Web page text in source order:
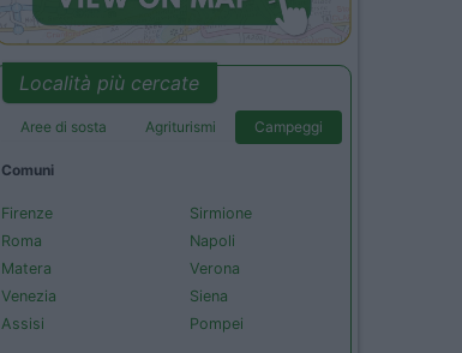
Località più cercate
Aree di sosta Agriturismi Campeggi
Comuni
Firenze
Roma
Matera
Venezia
Assisi
Sirmione
Napoli
Verona
Siena
Pompei